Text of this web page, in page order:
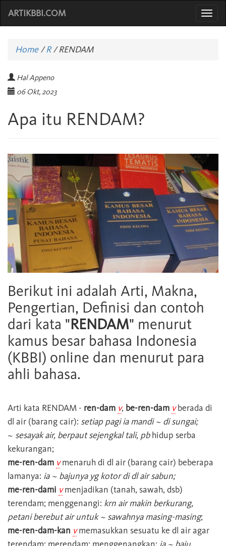
ARTIKBBI.COM
Home/R /RENDAM
Hal Appeno
06 Okt, 2023
Apa itu RENDAM?
Berikut ini adalah Arti, Makna,
Pengertian, Definisi dan contoh
dari kata "RENDAM" menurut
kamus besar bahasa Indonesia
(KBBI) online dan menurut para
ahli bahasa.
Arti kata RENDAM - ren-dam v, be-ren-dam vberada di
dl air (barang cair): setiap pagi ia mandi ~ di sungai;
~ sesayak air, berpaut sejengkal tali, pbhidup serba
kekurangan;
me-ren-dam vmenaruh di dl air (barang cair) beberapa
lamanya: ia ~ bajunya yg kotor di dl air sabun;
me-ren-dami vmenjadikan (tanah, sawah, dsb)
terendam; menggenangi: krn air makin berkurang,
petani berebut air untuk ~ sawahnya masing-masing;
me-ren-dam-kan vmemasukkan sesuatu ke dl air agar